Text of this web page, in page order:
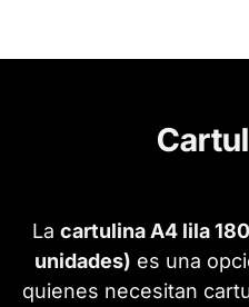
La cartulina A4 lila
unidades) es una
quienes necesitan